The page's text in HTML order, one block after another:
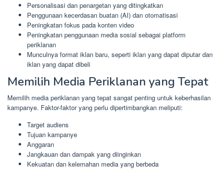
Personalisasi dan penargetan yang ditingkatkan
Penggunaan kecerdasan buatan (AI) dan otomatisasi
Peningkatan fokus pada konten video
Peningkatan penggunaan media sosial sebagai platform
periklanan
Munculnya format iklan baru, seperti iklan yang dapat diputar dan
iklan yang dapat dibeli
Memilih Media Periklanan yang Tepat
Memilih media periklanan yang tepat sangat penting untuk keberhasilan
kampanye. Faktor-faktor yang perlu dipertimbangkan meliputi:
Target audiens
Tujuan kampanye
Anggaran
Jangkauan dan dampak yang diinginkan
Kekuatan dan kelemahan media yang berbeda